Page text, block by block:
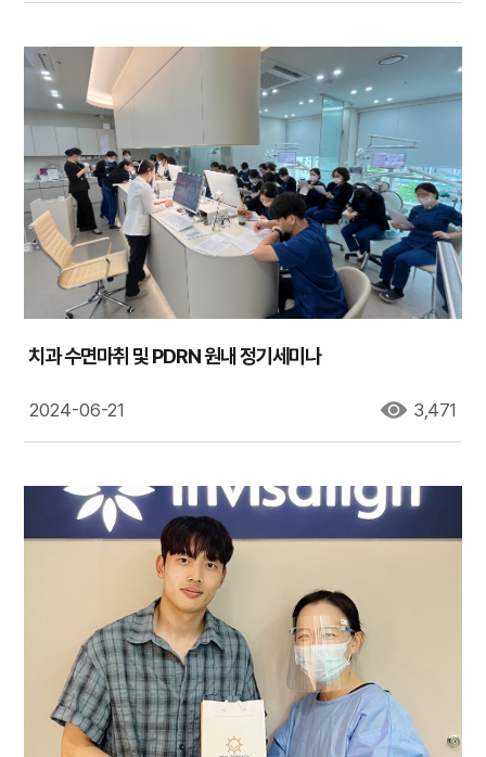
치과 수면마취 및 PDRN 원내 정기세미나
2024-06-21 3,471